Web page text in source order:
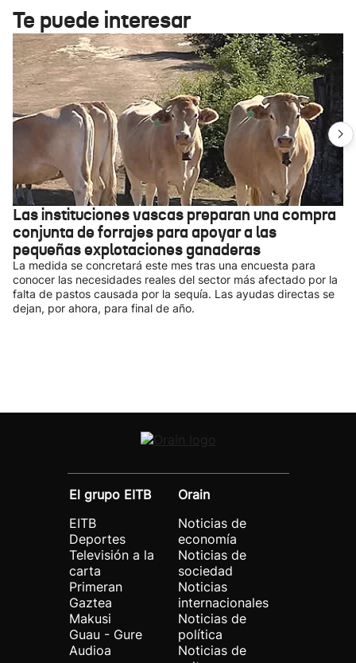
Te puede interesar
Las instituciones vascas preparan una compra
conjunta de forrajes para apoyar a las
pequeñas explotaciones ganaderas
La medida se concretará este mes tras una encuesta para
conocer las necesidades reales del sector más afectado por la
falta de pastos causada por la sequía. Las ayudas directas se
dejan, por ahora, para final de año.
El grupo EITB
EITB
Deportes
Televisión a la
carta
Primeran
Gaztea
Makusi
Guau - Gure
Audioa
Orain
Noticias de
economía
Noticias de
sociedad
Noticias
internacionales
Noticias de
política
Noticias de